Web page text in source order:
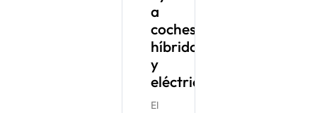
a
coches
híbridos
y
eléctricos
El